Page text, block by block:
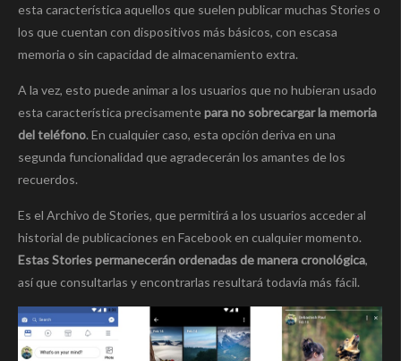
esta característica aquellos que suelen publicar muchas Stories o
los que cuentan con dispositivos más básicos, con escasa
memoria o sin capacidad de almacenamiento extra.
A la vez, esto puede animar a los usuarios que no hubieran usado
esta característica precisamentepara no sobrecargar la memoria
del teléfono. En cualquier caso, esta opción deriva en una
segunda funcionalidad que agradecerán los amantes de los
recuerdos.
Es el Archivo de Stories, que permitirá a los usuarios acceder al
historial de publicaciones en Facebook en cualquier momento.
Estas Stories permanecerán ordenadas de manera cronológica,
así que consultarlas y encontrarlas resultará todavía más fácil.